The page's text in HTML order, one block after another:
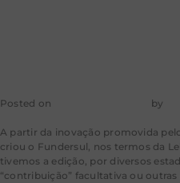
Posted on by
A partir da inovação promovida
criou o Fundersul, nos termos da
tivemos a edição, por diversos
“contribuição” facultativa ou